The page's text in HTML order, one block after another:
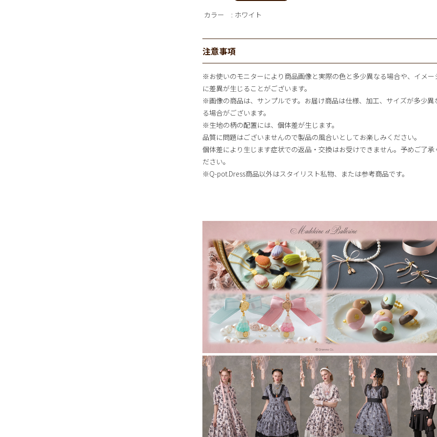
カラー ホワイト
注意事項
※お使いのモニターにより商品画像と実際の色と多少異なる場合や、イメー
に差異が生じることがございます。
※画像の商品は、サンプルです。お届け商品は仕様、加工、サイズが多少異
る場合がございます。
※生地の柄の配置には、個体差が生じます。
品質に問題はございませんので製品の風合いとしてお楽しみください。
個体差により生じます症状での返品・交換はお受けできません。予めご了承
ださい。
※Q-pot.Dress商品以外はスタイリスト私物、または参考商品です。